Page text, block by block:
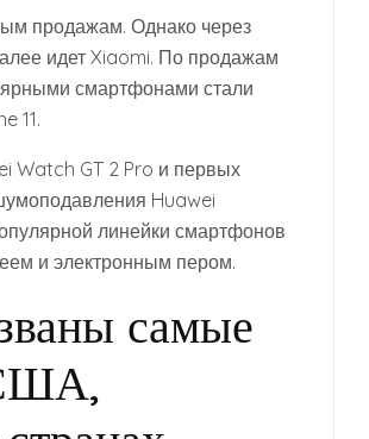
продажам. Однако через
идет Xiaomi. По продажам
смартфонами стали
11.
Watch GT 2 Pro и первых
Huawei
линейки смартфонов
и электронным пером.
самые